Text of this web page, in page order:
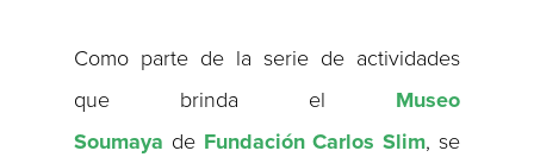
Como parte de la serie de actividades
que brinda el Museo
Soumaya de Fundación Carlos Slim, se